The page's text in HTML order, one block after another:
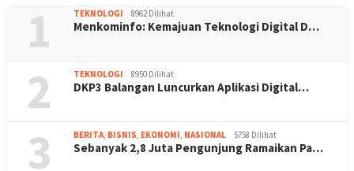
1 TEKNOLOGI 8962 Dilihat
Menkominfo: Kemajuan Teknologi Digital D…
2 TEKNOLOGI 8950 Dilihat
DKP3 Balangan Luncurkan Aplikasi Digital…
3 BERITA, BISNIS, EKONOMI, NASIONAL 5758 Dilihat
Sebanyak 2,8 Juta Pengunjung Ramaikan Pa…